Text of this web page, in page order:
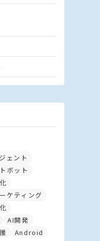
ェント
ボット
ケティング
AI開発
Android